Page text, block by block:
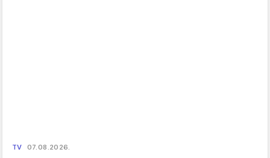
TV 07.08.2026.